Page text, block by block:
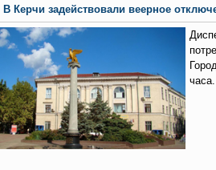
В Керчи задействовали веерное
часа.